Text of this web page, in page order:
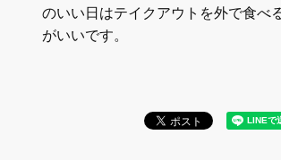
のいい日はテイクアウトを外で食べ
がいいです。